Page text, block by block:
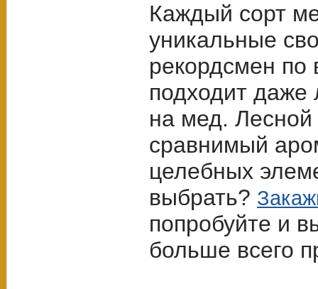
Каждый сорт
уникальные
рекордсмен по
подходит
на мед.
сравнимый
целебных
выбрать?
попробуйте и
больше всего